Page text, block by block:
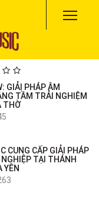
GIẢI PHÁP ÂM
TẦM TRẢI NGHIỆM
THỜ
CUNG CẤP GIẢI PHÁP
TẠI THÁNH
YÊN